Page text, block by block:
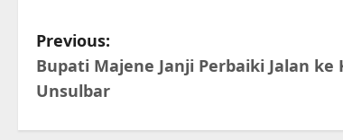
P
o
s
Previous:
Bupati Majene Janji Perbaiki Jalan ke
Unsulbar